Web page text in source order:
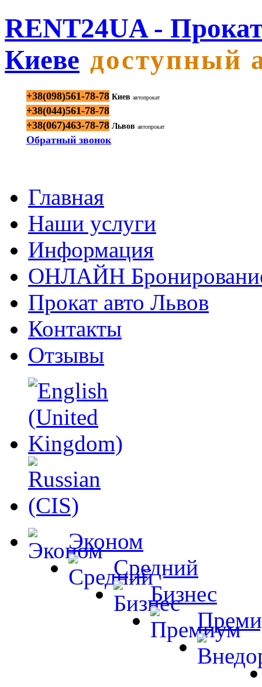
RENT24UA -
Киеве доступный
+38(098)561-78-78 Киев автопрокат
+38(044)561-78-78
+38(067)463-78-78 Львов автопрокат
Обратный звонок
Главная
Наши услуги
Информация
ОНЛАЙН
Прокат авто Львов
Контакты
Отзывы
Эконом
Средний
Бизнес